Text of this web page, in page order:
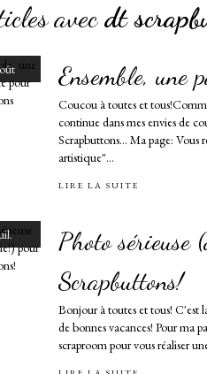
avecdt
Ensemble, une
Coucou à toutes et
continue dans mes envies de
Scrapbuttons... Ma page: Vous
artistique"...
LIRE LA SUITE
Photo sérieuse
Scrapbuttons!
Bonjour à toutes et tous! C'est
de bonnes vacances! Pour ma
scraproom pour vous réaliser